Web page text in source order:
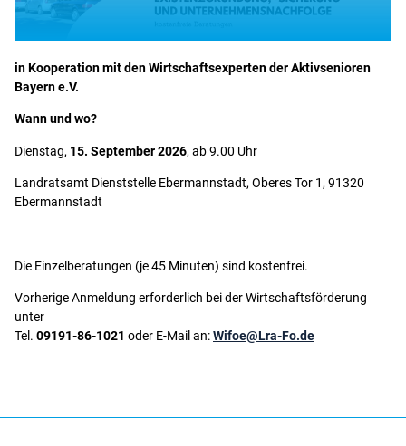
in Kooperation mit den Wirtschaftsexperten der Aktivsenioren
Bayern e.V.
Wann und wo?
Dienstag, 15. September 2026, ab 9.00 Uhr
Landratsamt Dienststelle Ebermannstadt, Oberes Tor 1, 91320
Ebermannstadt
Die Einzelberatungen (je 45 Minuten) sind kostenfrei.
Vorherige Anmeldung erforderlich bei der Wirtschaftsförderung
unter
Tel. 09191-86-1021 oder E-Mail an:Wifoe@Lra-Fo.de